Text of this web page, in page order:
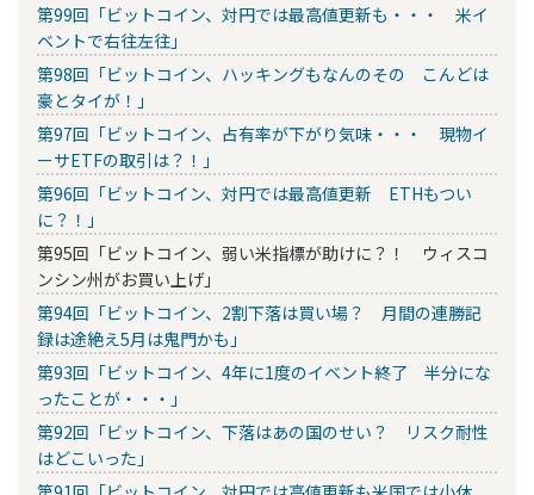
第99回「ビットコイン、対円では最高値更新も・・・ 米イ
ベントで右往左往」
第98回「ビットコイン、ハッキングもなんのその こんどは
豪とタイが！」
第97回「ビットコイン、占有率が下がり気味・・・ 現物イ
ーサETFの取引は？！」
第96回「ビットコイン、対円では最高値更新 ETHもつい
に？！」
第95回「ビットコイン、弱い米指標が助けに？！ ウィスコ
ンシン州がお買い上げ」
第94回「ビットコイン、2割下落は買い場？ 月間の連勝記
録は途絶え5月は鬼門かも」
第93回「ビットコイン、4年に1度のイベント終了 半分にな
ったことが・・・」
第92回「ビットコイン、下落はあの国のせい？ リスク耐性
はどこいった」